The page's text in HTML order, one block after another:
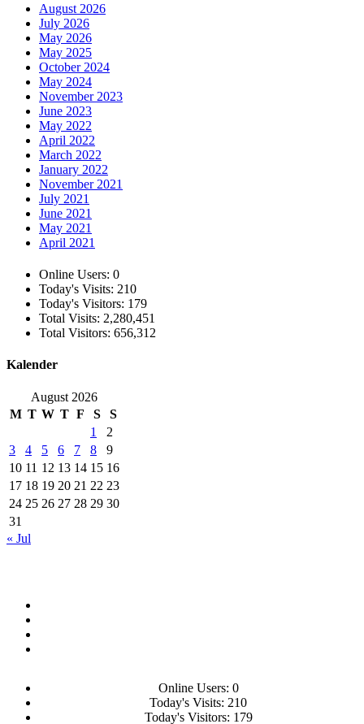
August 2026
July 2026
May 2026
May 2025
October 2024
May 2024
November 2023
June 2023
May 2022
April 2022
March 2022
January 2022
November 2021
July 2021
June 2021
May 2021
April 2021
Online Users: 0
Today's Visits: 210
Today's Visitors: 179
Total Visits: 2,280,451
Total Visitors: 656,312
Kalender
August 2026
M T W T F S
S
1
2
3
4 5 6 7 8
9
10 11 12 13 14 15 16
17 18 19 20 21 22 23
24 25 26 27 28 29 30
31
« Jul
Online Users: 0
Today's Visits: 210
Today's Visitors: 179